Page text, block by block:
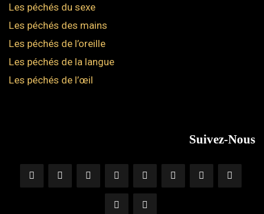
Les péchés du sexe
Les péchés des mains
Les péchés de l’oreille
Les péchés de la langue
Les péchés de l’œil
Suivez-Nous